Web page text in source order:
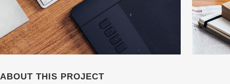
ABOUT THIS PROJECT